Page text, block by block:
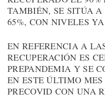
TAMBIÉN, SE SITÚA A
65%, CON NIVELES
EN REFERENCIA A
RECUPERACIÓN ES
PREPANDEMIA Y SE
EN ESTE ÚLTIMO
PRECOVID CON UNA